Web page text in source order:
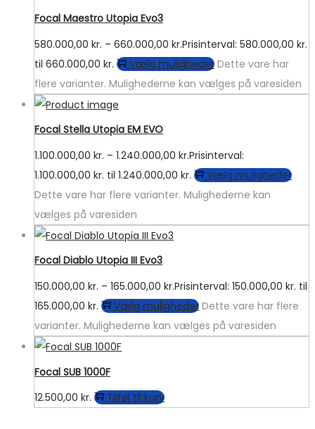
Focal Maestro Utopia Evo3
580.000,00 kr. – 660.000,00 kr.Prisinterval: 580.000,00 kr.
til 660.000,00 kr.
Vælg muligheder Dette vare har
flere varianter. Mulighederne kan vælges på varesiden
Focal Stella Utopia EM EVO
1.100.000,00 kr. – 1.240.000,00 kr.Prisinterval:
1.100.000,00 kr. til 1.240.000,00 kr.
Vælg muligheder
Dette vare har flere varianter. Mulighederne kan
vælges på varesiden
Focal Diablo Utopia III Evo3
150.000,00 kr. – 165.000,00 kr.Prisinterval: 150.000,00 kr. til
165.000,00 kr.
Vælg muligheder Dette vare har flere
varianter. Mulighederne kan vælges på varesiden
Focal SUB 1000F
12.500,00 kr. Tilføj til kurv